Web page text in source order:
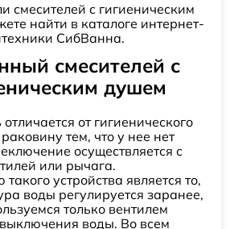
смесителей с гигиеническим
найти в каталоге интернет-
СибВанна.
смесителей с
душем
от гигиенического
тем, что у нее нет
осуществляется с
или рычага.
устройства является то,
воды регулируется заранее,
только вентилем
воды. Во всем